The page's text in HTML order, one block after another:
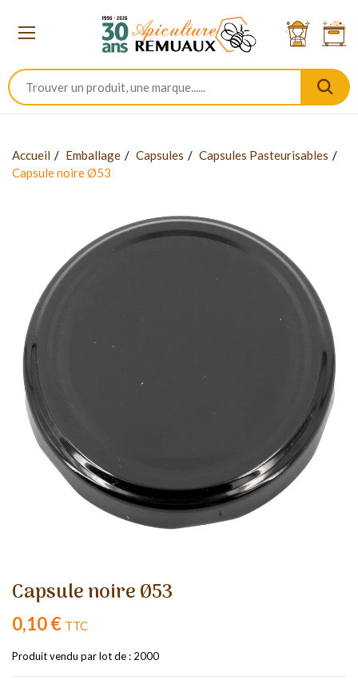
Accueil Emballage Capsules
Capsules Pasteurisables
Capsule noire Ø53
Capsule noire Ø53
0,10 € TTC
Produit vendu par lot de : 2000